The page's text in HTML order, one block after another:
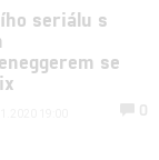
seriálu s
se
0